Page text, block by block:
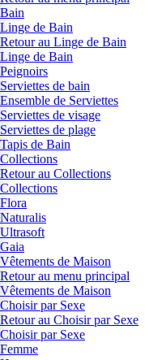
Bain
Linge de Bain
Retour au Linge de Bain
Linge de Bain
Peignoirs
Serviettes de bain
Ensemble de Serviettes
Serviettes de visage
Serviettes de plage
Tapis de Bain
Collections
Retour au Collections
Collections
Flora
Naturalis
Ultrasoft
Gaia
Vêtements de Maison
Retour au menu principal
Vêtements de Maison
Choisir par Sexe
Retour au Choisir par Sexe
Choisir par Sexe
Femme